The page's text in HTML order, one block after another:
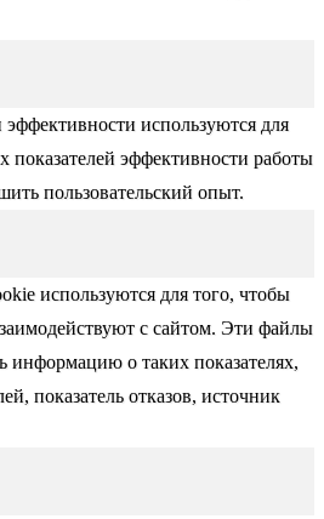
используются для
показателей эффективности работы
пользовательский опыт.
используются для того, чтобы
с сайтом. Эти файлы
информацию о таких показателях,
показатель отказов, источник